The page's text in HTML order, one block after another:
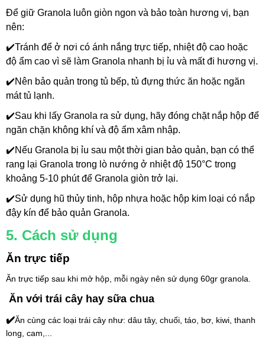
Để giữ Granola luôn giòn ngon và bảo toàn hương vị, bạn
nên:
✔️Tránh để ở nơi có ánh nắng trực tiếp, nhiệt độ cao hoặc
độ ẩm cao vì sẽ làm Granola nhanh bị ỉu và mất đi hương vị.
✔️Nên bảo quản trong tủ bếp, tủ đựng thức ăn hoặc ngăn
mát tủ lạnh.
✔️Sau khi lấy Granola ra sử dụng, hãy đóng chặt nắp hộp để
ngăn chặn không khí và độ ẩm xâm nhập.
✔️Nếu Granola bị ỉu sau một thời gian bảo quản, bạn có thể
rang lại Granola trong lò nướng ở nhiệt độ 150°C trong
khoảng 5-10 phút để Granola giòn trở lại.
✔️Sử dụng hũ thủy tinh, hộp nhựa hoặc hộp kim loại có nắp
đậy kín để bảo quản Granola.
5. Cách sử dụng
Ăn trực tiếp
Ăn trực tiếp sau khi mở hộp, mỗi ngày nên sử dụng 60gr granola.
Ăn với trái cây hay sữa chua
✔️Ăn cùng các loại trái cây như: dâu tây, chuối, táo, bơ, kiwi, thanh
long, cam,...